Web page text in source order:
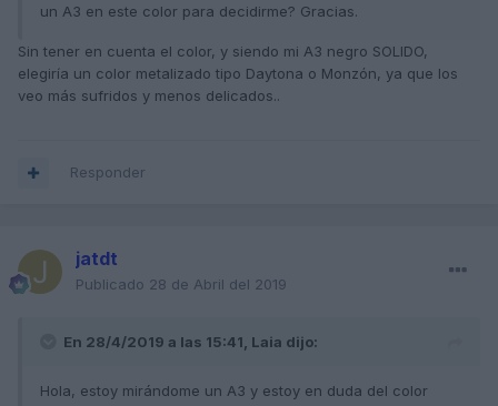
un A3 en este color para decidirme? Gracias.
Sin tener en cuenta el color, y siendo mi A3 negro SOLIDO,
elegiría un color metalizado tipo Daytona o Monzón, ya que los
veo más sufridos y menos delicados..
Responder
jatdt
Publicado 28 de Abril del 2019
En 28/4/2019 a las 15:41, Laia dijo:
Hola, estoy mirándome un A3 y estoy en duda del color